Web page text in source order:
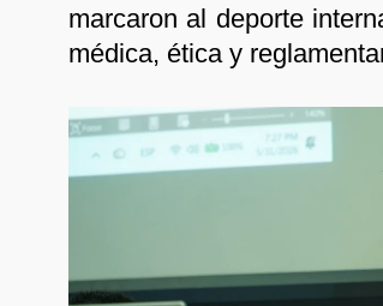
marcaron al deporte
médica, ética y